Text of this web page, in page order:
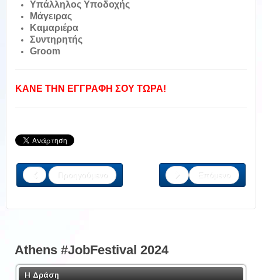
Υπάλληλος Υποδοχής
Μάγειρας
Καμαριέρα
Συντηρητής
Groom
ΚΑΝΕ ΤΗΝ ΕΓΓΡΑΦΗ ΣΟΥ ΤΩΡΑ!
Προηγούμενο Επόμενο
Athens #JobFestival 2024
Η Δράση